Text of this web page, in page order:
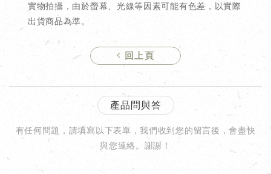
實物拍攝，由於螢幕、光線等因素可能有色差，以實際
出貨商品為準。
回上頁
產品問與答
有任何問題，請填寫以下表單，我們收到您的留言後，會盡快
與您連絡。謝謝！